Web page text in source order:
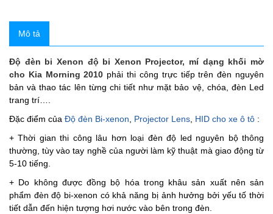
Mô tả
Độ đèn bi Xenon độ bi Xenon Projector, mí dạng khối mờ
cho Kia Morning 2010 phải thi công trực tiếp trên đèn nguyên
bản và thao tác lên từng chi tiết như mặt bảo vệ, chóa, đèn Led
trang trí….
Đặc điểm của Độ đèn Bi-xenon Projector Lens HID cho xe ô tô :
+ Thời gian thi công lâu hơn loại đèn độ led nguyên bộ thông
thường, tùy vào tay nghề của người làm kỹ thuật mà giao động từ
5-10 tiếng.
+ Do không được đồng bộ hóa trong khâu sản xuất nên sản
phẩm đèn độ bi-xenon có khả năng bị ảnh hưởng bởi yếu tố thời
tiết dẫn đến hiện tượng hơi nước vào bên trong đèn.